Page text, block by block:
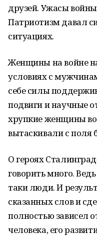
друзей. Ужасы
Патриотизм давал
ситуациях.
Женщины на войне
условиях с
себе силы
подвиги и научные
хрупкие женщины во
вытаскивали с поля
О героях
говорить много.
таки люди. И
сказанных слов и
полностью зависел
человека, его